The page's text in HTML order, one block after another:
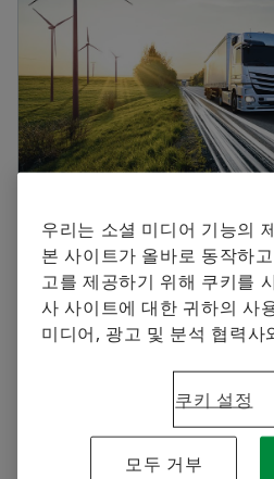
Special Machinery
Manager, Communication
Korea
+82 2 311 3019
info.kr@schaeffler.com
Younsun Joo
2022-09-19 | Seoul
지속 가능한 물류: 상용차의
소 솔루션 개발
자동화: 빠르게 성장하는 자
솔루션 개발
우리는 소셜 미디어 기능의
본 사이트가 올바로 동작하
고를 제공하기 위해 쿠키를
사 사이트에 대한 귀하의 사
미디어, 광고 및 분석 협력사
쿠키 설정
모두 거부